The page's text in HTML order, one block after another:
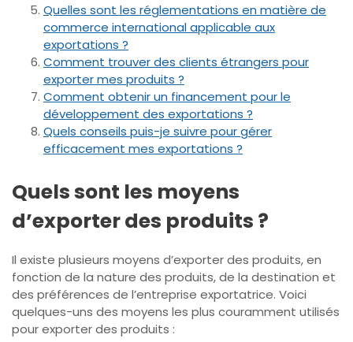
Quelles sont les réglementations en matière de
commerce international applicable aux
exportations ?
Comment trouver des clients étrangers pour
exporter mes produits ?
Comment obtenir un financement pour le
développement des exportations ?
Quels conseils puis-je suivre pour gérer
efficacement mes exportations ?
Quels sont les moyens
d’exporter des produits ?
Il existe plusieurs moyens d’exporter des produits, en
fonction de la nature des produits, de la destination et
des préférences de l’entreprise exportatrice. Voici
quelques-uns des moyens les plus couramment utilisés
pour exporter des produits :